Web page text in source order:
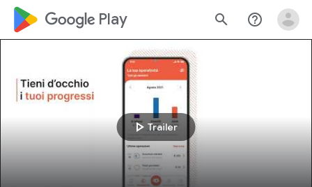
google_logo Play search help_outline
play_arrowTrailer